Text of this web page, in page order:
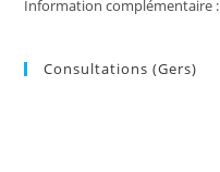
Information complémentaire :
Consultations (Gers)